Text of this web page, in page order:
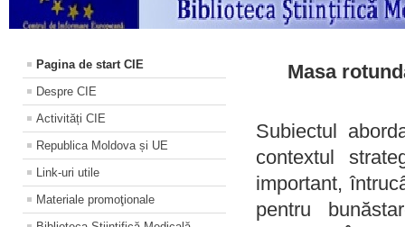
Pagina de start CIE
Despre CIE
Activități CIE
Republica Moldova și UE
Link-uri utile
Materiale promoţionale
Masa
Subiectul
contextul
important,
pentru